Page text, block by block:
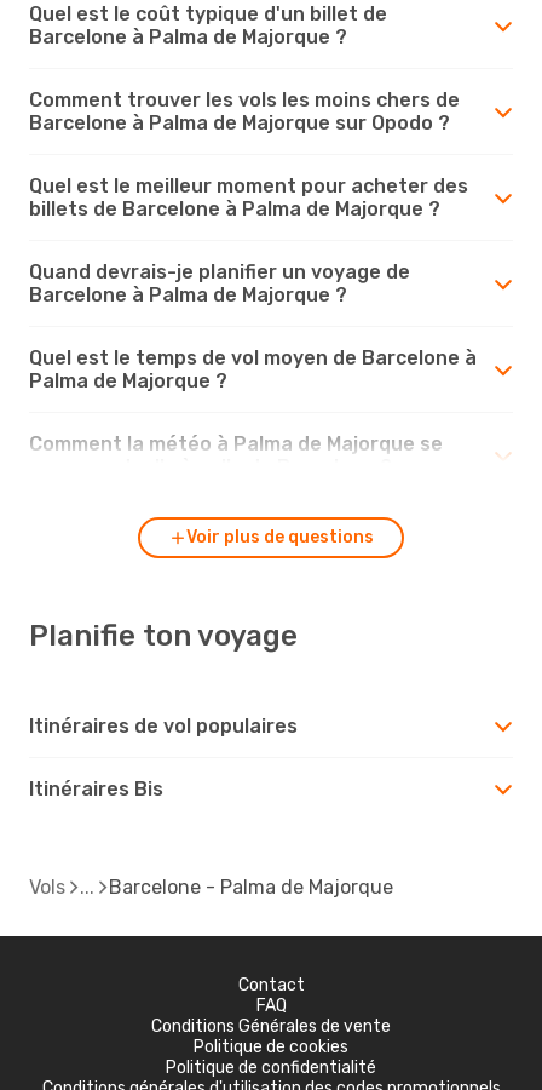
Quel est le coût typique d'un billet de
Barcelone à Palma de Majorque ?
Comment trouver les vols les moins chers de
Barcelone à Palma de Majorque sur Opodo ?
Quel est le meilleur moment pour acheter des
billets de Barcelone à Palma de Majorque ?
Quand devrais-je planifier un voyage de
Barcelone à Palma de Majorque ?
Quel est le temps de vol moyen de Barcelone à
Palma de Majorque ?
Comment la météo à Palma de Majorque se
Voir plus de questions
Planifie ton voyage
Itinéraires de vol populaires
Itinéraires Bis
Vols Barcelone - Palma de Majorque
Contact
FAQ
Conditions Générales de vente
Politique de cookies
Politique de confidentialité